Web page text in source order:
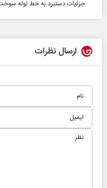
جزئیات دستبرد به خط لوله
ارسال نظرات